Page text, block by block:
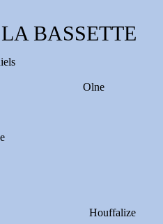
BASSETTE
Olne
Houffalize